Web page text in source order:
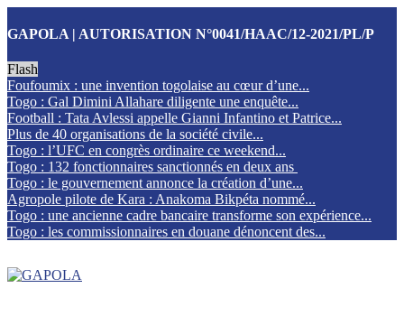
GAPOLA | AUTORISATION N°0041/HAAC/12-2021/PL/P
Flash
Foufoumix : une invention togolaise au cœur d’une...
Togo : Gal Dimini Allahare diligente une enquête...
Football : Tata Avlessi appelle Gianni Infantino et Patrice...
Plus de 40 organisations de la société civile...
Togo : l’UFC en congrès ordinaire ce weekend...
Togo : 132 fonctionnaires sanctionnés en deux ans
Togo : le gouvernement annonce la création d’une...
Agropole pilote de Kara : Anakoma Bikpéta nommé...
Togo : une ancienne cadre bancaire transforme son expérience...
Togo : les commissionnaires en douane dénoncent des...